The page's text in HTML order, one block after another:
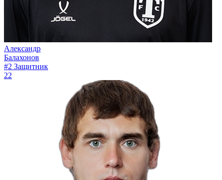
Александр
Балахонов
#2 Защитник
22